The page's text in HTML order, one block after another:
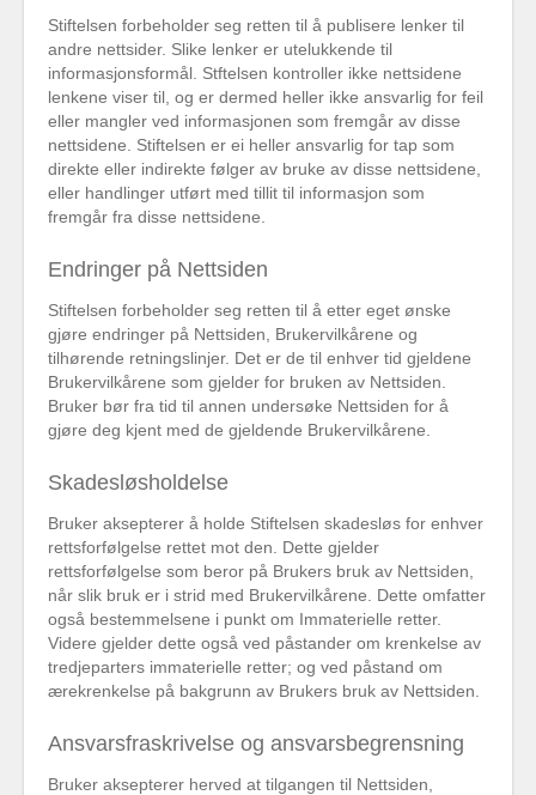
Stiftelsen forbeholder seg retten til å publisere lenker til
andre nettsider. Slike lenker er utelukkende til
informasjonsformål. Stftelsen kontroller ikke nettsidene
lenkene viser til, og er dermed heller ikke ansvarlig for feil
eller mangler ved informasjonen som fremgår av disse
nettsidene. Stiftelsen er ei heller ansvarlig for tap som
direkte eller indirekte følger av bruke av disse nettsidene,
eller handlinger utført med tillit til informasjon som
fremgår fra disse nettsidene.
Endringer på Nettsiden
Stiftelsen forbeholder seg retten til å etter eget ønske
gjøre endringer på Nettsiden, Brukervilkårene og
tilhørende retningslinjer. Det er de til enhver tid gjeldene
Brukervilkårene som gjelder for bruken av Nettsiden.
Bruker bør fra tid til annen undersøke Nettsiden for å
gjøre deg kjent med de gjeldende Brukervilkårene.
Skadesløsholdelse
Bruker aksepterer å holde Stiftelsen skadesløs for enhver
rettsforfølgelse rettet mot den. Dette gjelder
rettsforfølgelse som beror på Brukers bruk av Nettsiden,
når slik bruk er i strid med Brukervilkårene. Dette omfatter
også bestemmelsene i punkt om Immaterielle retter.
Videre gjelder dette også ved påstander om krenkelse av
tredjeparters immaterielle retter; og ved påstand om
ærekrenkelse på bakgrunn av Brukers bruk av Nettsiden.
Ansvarsfraskrivelse og ansvarsbegrensning
Bruker aksepterer herved at tilgangen til Nettsiden,